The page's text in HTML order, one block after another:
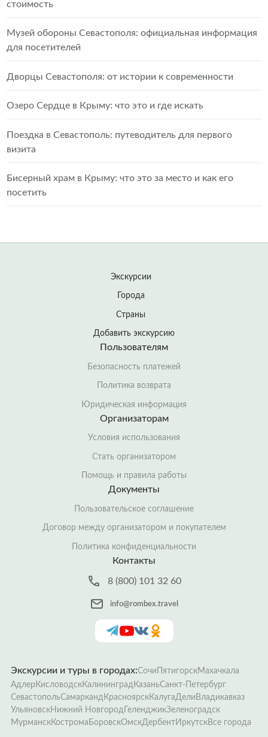
стоимость
Музей обороны Севастополя: официальная информация
для посетителей
Дворцы Севастополя: от истории к современности
Озеро Сердце в Крыму: что это и где искать
Поездка в Севастополь: путеводитель для первого
визита
Бисерный храм в Крыму: что это за место и как его
посетить
Экскурсии
Города
Страны
Добавить экскурсию
Пользователям
Безопасность платежей
Политика возврата
Юридическая информация
Организаторам
Условия использования
Стать организатором
Помощь и правила работы
Документы
Пользовательское соглашение
Договор между организатором и покупателем
Политика конфиденциальности
Контакты
8 (800) 101 32 60
info@rombex.travel
Экскурсии и туры в городах:Сочи ПятигорскМахачкала
Адлер КисловодскКалининградКазаньСанкт-Петербург
СевастопольСамаркандКрасноярскКалугаДели Владикавказ
УльяновскНижний НовгородГеленджикЗеленоградск
МурманскКострома БоровскОмскДербентИркутскВсе города